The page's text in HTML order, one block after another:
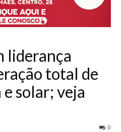
liderança
total de
solar; veja
0